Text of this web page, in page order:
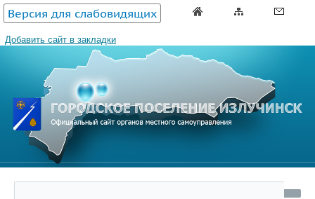
Версия для слабовидящих
Добавить сайт в закладки